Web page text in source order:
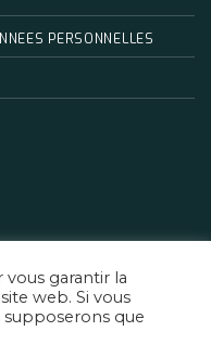
PERSONNELLES
garantir la
web. Si vous
supposerons que